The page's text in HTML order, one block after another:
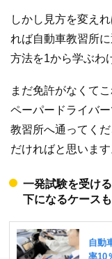
しかし見方を変え
れば自動車教習所
方法を1から学ぶわ
まだ免許がなくて
ペーパードライバ
教習所へ通ってく
だければと思います
一発試験を受け
下になるケースも